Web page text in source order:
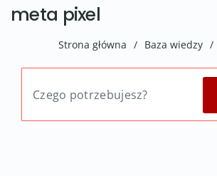
meta pixel
Strona główna / Baza wiedzy /